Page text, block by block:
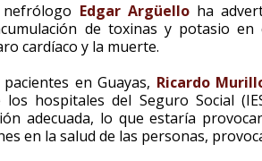
Edgar Argüelloha
de toxinas y potasio
cardíaco y la muerte.
en Guayas, Ricardo
hospitales del Seguro Social
adecuada, lo que estaría
en la salud de las personas,